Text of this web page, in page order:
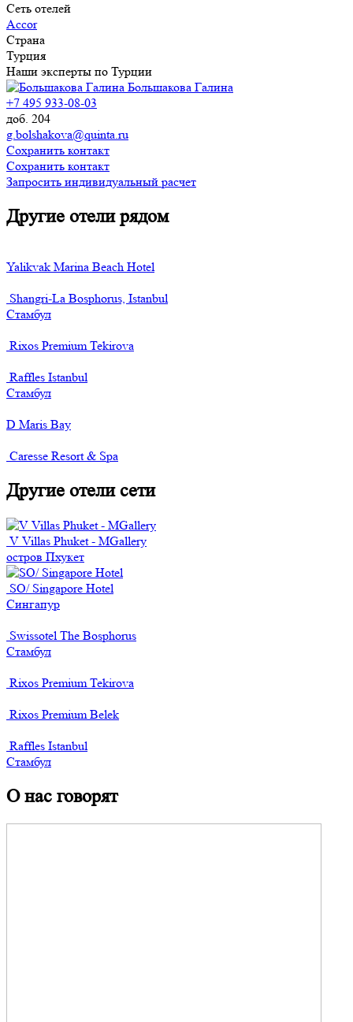
Сеть отелей
Accor
Страна
Турция
Наши эксперты по Турции
Большакова Галина
+7 495 933-08-03
доб. 204
g.bolshakova@quinta.ru
Сохранить контакт
Сохранить контакт
Запросить индивидуальный расчет
Другие отели рядом
Yalikvak Marina Beach Hotel
Shangri-La Bosphorus, Istanbul
Стамбул
Rixos Premium Tekirova
Raffles Istanbul
Стамбул
D Maris Bay
Caresse Resort & Spa
Другие отели сети
V Villas Phuket - MGallery
остров Пхукет
SO/ Singapore Hotel
Сингапур
Swissotel The Bosphorus
Стамбул
Rixos Premium Tekirova
Rixos Premium Belek
Raffles Istanbul
Стамбул
О нас говорят